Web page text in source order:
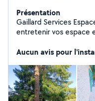
Présentation
Gaillard Services
entretenir vos espace
d'entretenir vos
Aucun avis pour